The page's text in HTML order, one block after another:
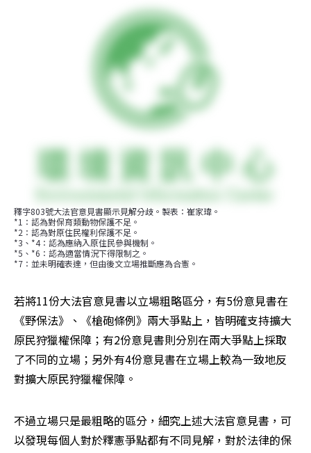
釋字803號大法官意見書顯示見解分歧。製表：崔家瑋。
*1：認為對保育類動物保護不足。
*2：認為對原住民權利保護不足。
*3、*4：認為應納入原住民參與機制。
*5、*6：認為適當情況下得限制之。
*7：並未明確表達，但由後文立場推斷應為合憲。
若將11份大法官意見書以立場粗略區分，有5份意見書在
《野保法》、《槍砲條例》兩大爭點上，皆明確支持擴大
原民狩獵權保障；有2份意見書則分別在兩大爭點上採取
了不同的立場；另外有4份意見書在立場上較為一致地反
對擴大原民狩獵權保障。
不過立場只是最粗略的區分，細究上述大法官意見書，可
以發現每個人對於釋憲爭點都有不同見解，對於法律的保